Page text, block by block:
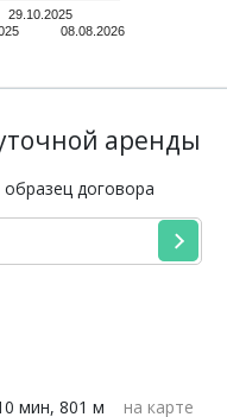
29.10.2025
08.08.2026
аренды
договора
мин 801 м на карте